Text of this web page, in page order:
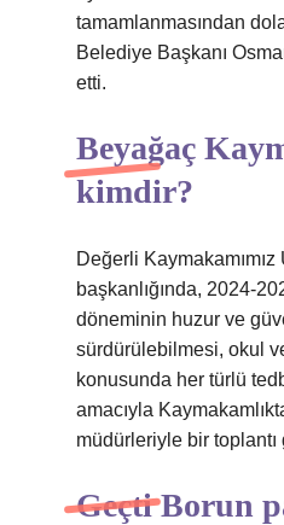
tamamlanmasından
Belediye Başkanı
etti.
Beyağaç
kimdir?
Değerli
başkanlığında, 2024-
döneminin huzur ve
sürdürülebilmesi, okul
konusunda her türlü
amacıyla
müdürleriyle bir
Geçti Borun